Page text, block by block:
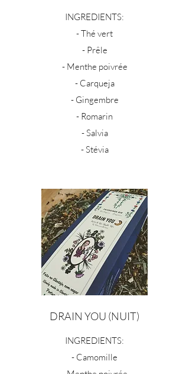
INGREDIENTS:
- Thé vert
- Prêle
- Menthe poivrée
- Carqueja
- Gingembre
- Romarin
- Salvia
- Stévia
DRAIN YOU (NUIT)
INGREDIENTS:
- Camomille